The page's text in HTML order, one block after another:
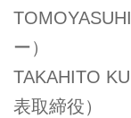
ー）
TAKAHITO
表取締役）